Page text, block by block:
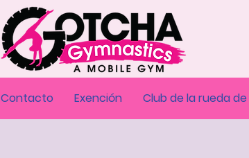
Contacto Exención Club de la rueda